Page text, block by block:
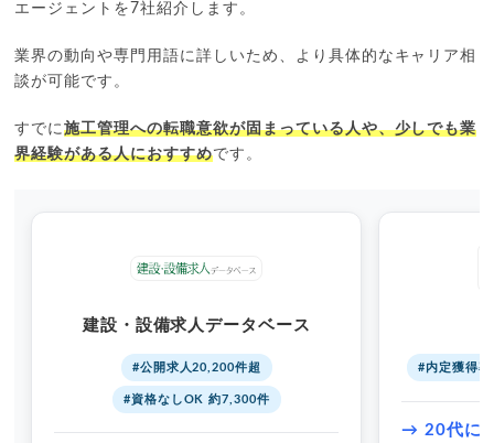
エージェントを7社紹介します。
業界の動向や専門用語に詳しいため、より具体的なキャリア相
談が可能です。
すでに施工管理への転職意欲が固まっている人や、少しでも業
界経験がある人におすすめです。
建設・設備求人データベース
#公開求人20,200件超
#資格なしOK 約7,300件
#内定獲得率
→ 20代に